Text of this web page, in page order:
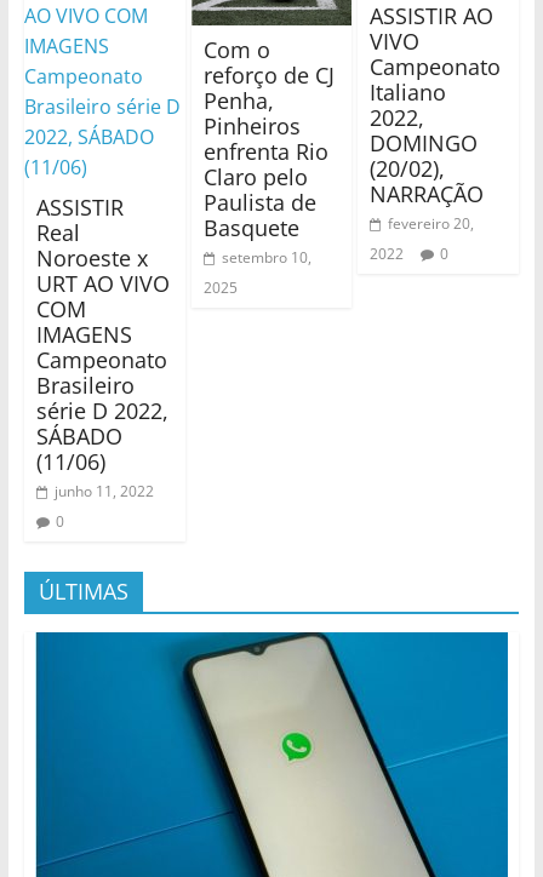
ASSISTIR
Real
Noroeste x
URT AO VIVO
COM
IMAGENS
Campeonato
Brasileiro
série D 2022,
SÁBADO
(11/06)
junho 11, 2022
0
Com o
reforço de CJ
Penha,
Pinheiros
enfrenta Rio
Claro pelo
Paulista de
Basquete
setembro 10,
2025
ASSISTIR AO
VIVO
Campeonato
Italiano
2022,
DOMINGO
(20/02),
NARRAÇÃO
fevereiro 20,
2022
0
ÚLTIMAS